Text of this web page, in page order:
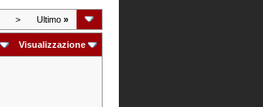
> Ultimo »
Visualizzazione